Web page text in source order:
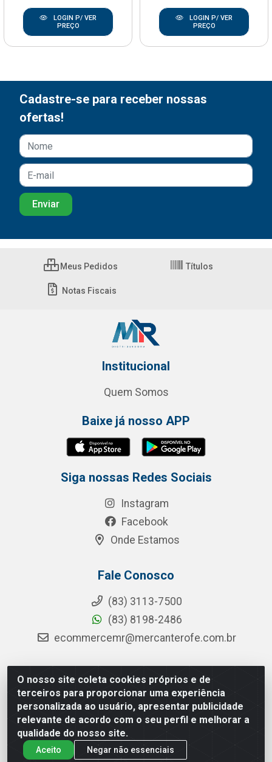
LOGIN P/ VER
PREÇO
LOGIN P/ VER
PREÇO
O nosso site coleta cookies próprios e de
terceiros para proporcionar uma experiência
personalizada ao usuário, apresentar publicidade
relevante de acordo com o seu perfil e melhorar a
qualidade do nosso site.
Aceito Negar não essenciais
Cadastre-se para receber nossas
ofertas!
Meus Pedidos Títulos
Notas Fiscais
Institucional
Quem Somos
Baixe já nosso APP
Siga nossas Redes Sociais
Instagram
Facebook
Onde Estamos
Fale Conosco
(83) 3113-7500
(83) 8198-2486
ecommercemr@mercanterofe.com.br
MR Distribuidora - Rua Hortêncio Ribeiro de Luna, 3777 -
Distrito Industrial, João Pessoa/PB - CEP 58081-400 -
CNPJ 35.428.312/0001-85